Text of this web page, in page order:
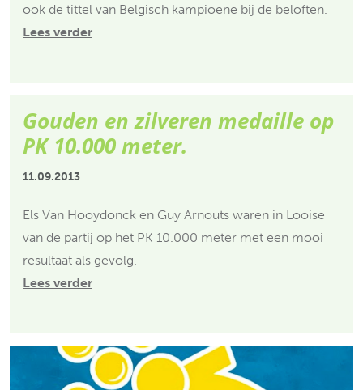
ook de tittel van Belgisch kampioene bij de beloften.
Lees verder
Gouden en zilveren medaille op
PK 10.000 meter.
11.09.2013
Els Van Hooydonck en Guy Arnouts waren in Looise
van de partij op het PK 10.000 meter met een mooi
resultaat als gevolg.
Lees verder